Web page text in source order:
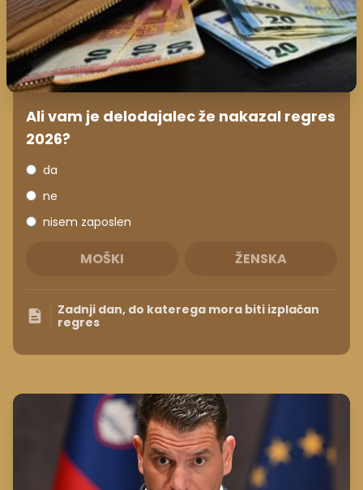
Ali vam je delodajalec že nakazal regres
2026?
da
ne
nisem zaposlen
MOŠKI ŽENSKA
Zadnji dan, do katerega mora biti izplačan
regres